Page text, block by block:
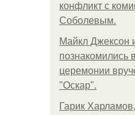
конфликт с
Соболевым.
Майкл Джексон
познакомились
церемонии
"Оскар".
Гарик